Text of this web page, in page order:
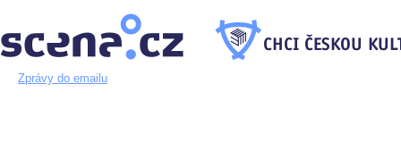
Zprávy do emailu